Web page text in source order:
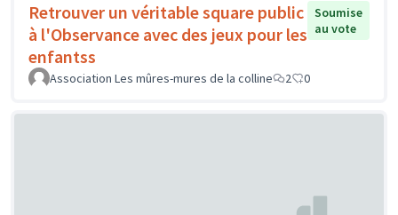
Retrouver un véritable square public
à l'Observance avec des jeux pour les
enfantss
Soumise
au vote
Association Les mûres-mures de la colline 2 0